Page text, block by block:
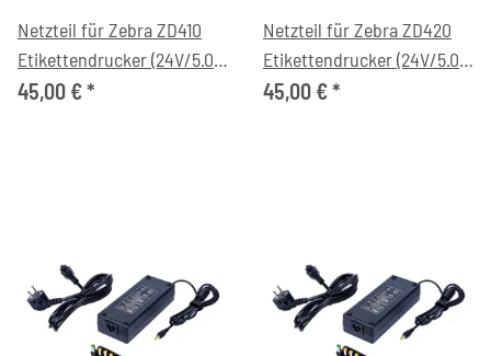
Netzteil für Zebra ZD410
Etikettendrucker (24V/5.0A,
C6)
45,00 €*
Netzteil für Zebra ZD420
Etikettendrucker (24V/5.0A,
C6)
45,00 €*